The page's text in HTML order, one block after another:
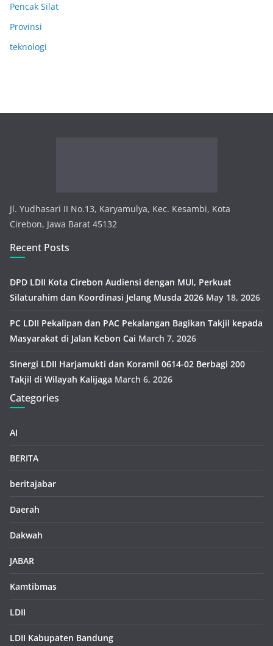
Pencak Silat
Provinsi
teknologi
Jl. Yudhasari II No.13, Karyamulya, Kec. Kesambi, Kota
Cirebon, Jawa Barat 45132
Recent Posts
DPD LDII Kota Cirebon Audiensi dengan MUI, Perkuat
Silaturahim dan Koordinasi Jelang Musda 2026 May 18, 2026
PC LDII Pekalipan dan PAC Pekalangan Bagikan Takjil kepada
Masyarakat di Jalan Kebon Cai March 7, 2026
Sinergi LDII Harjamukti dan Koramil 0614-02 Berbagi 200
Takjil di Wilayah Kalijaga March 6, 2026
Categories
AI
BERITA
beritajabar
Daerah
Dakwah
JABAR
Kamtibmas
LDII
LDII Kabupaten Bandung